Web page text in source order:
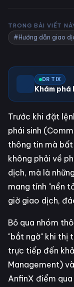
TRONG BÀI VIẾT
#Hướng dẫn giao
DR TIX
Khám
Trước khi đặt
phái sinh
thông tin mà
không phải về
dịch, mà là
mang tính "nền
giờ giao dịch,
Bỏ qua nhóm
"bắt ngờ" khi thị
trực tiếp đến
Management)
AnfinX điểm